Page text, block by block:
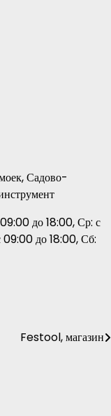
Садово-
до 18:00, Ср: с
до 18:00, Сб:
Festool, магазин